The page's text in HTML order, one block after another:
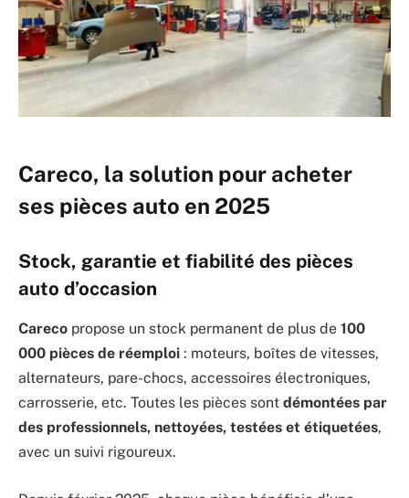
Careco, la solution pour acheter
ses pièces auto en 2025
Stock, garantie et fiabilité des pièces
auto d’occasion
Careco propose un stock permanent de plus de 100
000 pièces de réemploi : moteurs, boîtes de vitesses,
alternateurs, pare-chocs, accessoires électroniques,
carrosserie, etc. Toutes les pièces sont démontées par
des professionnels, nettoyées, testées et étiquetées,
avec un suivi rigoureux.